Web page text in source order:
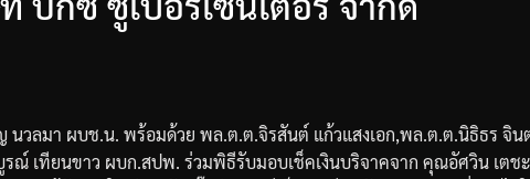
นวลมา ผบช.น. พร้อมด้วย พล.ต.ต.จิรสันต์ แก้วแสงเอก,พล.ต.ต.นิธิธร จิน
รณ์ เทียนขาว ผบก.สปพ. ร่วมพิธีรับมอบเช็คเงินบริจาคจาก คุณอัศวิน เตชะ